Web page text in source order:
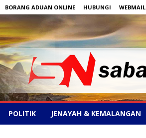
BORANG ADUAN ONLINE HUBUNGI WEBMAIL
POLITIK JENAYAH & KEMALANGAN